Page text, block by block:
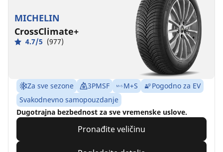
MICHELIN
CrossClimate+
4.7/5 (977)
Za sve sezone 3PMSF M+S
Pogodno za EV
Svakodnevno samopouzdanje
Dugotrajna bezbednost za sve vremenske uslove.
Pronađite veličinu